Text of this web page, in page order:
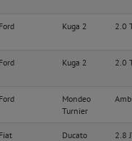
Ford Kuga 2 2.0
Ford Kuga 2 2.0
Ford
Mondeo
Turnier
Fiat
Ducato
2.8